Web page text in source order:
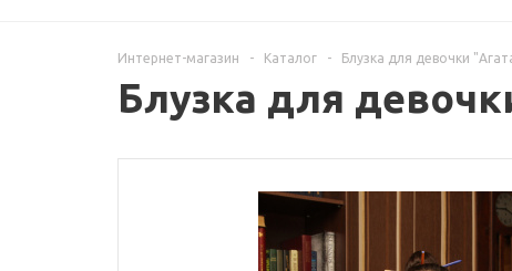
Интернет-магазин - Каталог - Блузка для девочки
Блузка для